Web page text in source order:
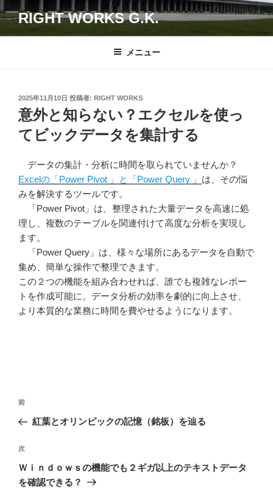
ン
テ
RIGHT WORKS G.K.
メニュー
投
稿
日:
2025年11月10日 投稿者: RIGHT WORKS
意外と知らない？エクセルを使っ
てビックデータを集計する
データの集計・分析に時間を取られていませんか？
Excelの「Power Pivot 」と「Power Query 」 は、その悩
みを解決するツールです。
「Power Pivot」は、整理された大量データを高速に処
理し、複数のテーブルを関連付けて高度な分析を実現し
ます。
「Power Query」は、様々な場所にあるデータを自動で
集め、簡単な操作で整理できます。
この２つの機能を組み合わせれば、誰でも複雑なレポー
トを作成可能に。データ分析の効率を劇的に向上させ、
より本質的な業務に時間を費やせるようになります。
投
ナ
ビ
ゲ
ー
前
の
稿
前
紅葉とオリンピックの記憶（銘板）を辿る
次
の
投
次
Ｗｉｎｄｏｗｓの機能でも２ギガ以上のテキストデータ
を確認できる？